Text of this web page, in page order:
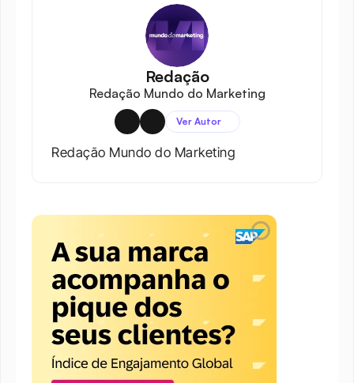
Redação
Redação Mundo do Marketing
Ver Autor
Redação Mundo do Marketing